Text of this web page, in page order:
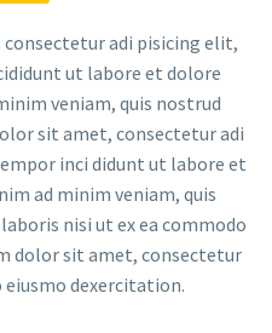
adi pisicing elit,
ut labore et dolore
veniam, quis nostrud
sit amet, consectetur adi
inci didunt ut labore et
ad minim veniam, quis
nisi ut ex ea commodo
dolor sit amet, consectetur
eiusmo dexercitation.